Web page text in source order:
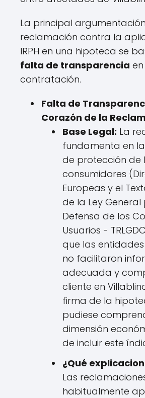
La principal
reclamación contra la
IRPH en una hipoteca se
falta de transparencia
contratación.
Falta de
Corazón de la
Base Legal: La
fundamenta en
de protección de
consumidores
Europeas y el
de la Ley
Defensa de los
Usuarios -
que las
no facilitaron
adecuada y
cliente en
firma de la
pudiese
dimensión
de incluir este
¿Qué
Las
habitualmente